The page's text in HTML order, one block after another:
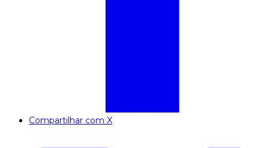
Compartilhar com X